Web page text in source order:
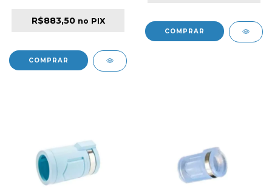
R$883,50 no PIX